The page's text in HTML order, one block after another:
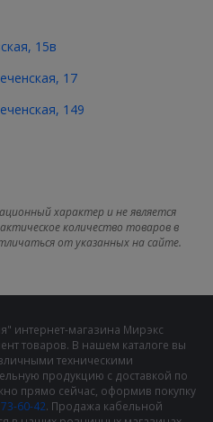
15в
17
149
характер и не является
количество товаров в
от указанных на сайте.
интернет-магазина Мирэкс
товаров. В нашем каталоге вы
техническими
продукцию с доставкой по
прямо сейчас, оформив покупку
60-42. Продажа кабельной